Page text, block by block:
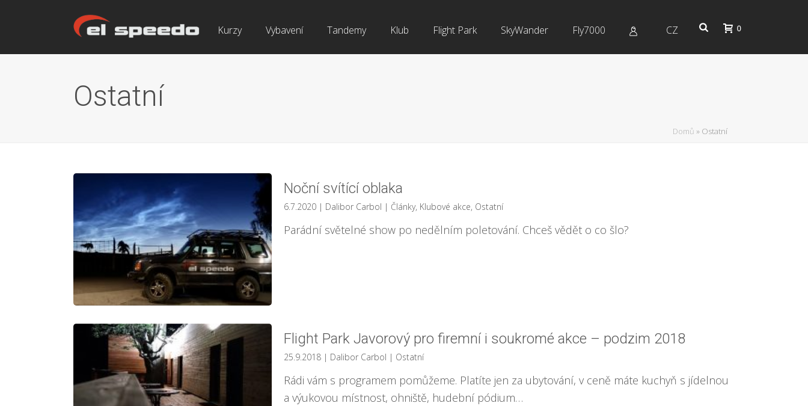
Kurzy Vybavení Tandemy Klub Flight Park SkyWander Fly7000 CZ 0
Ostatní
Domů » Ostatní
Noční svítící oblaka
6.7.2020 | Dalibor Carbol | Články, Klubové akce, Ostatní
Parádní světelné show po nedělním poletování. Chceš vědět o co šlo?
Flight Park Javorový pro firemní i soukromé akce – podzim 2018
25.9.2018 | Dalibor Carbol | Ostatní
Rádi vám s programem pomůžeme. Platíte jen za ubytování, v ceně máte kuchyň s jídelnou
a výukovou místnost, ohniště, hudební pódium…